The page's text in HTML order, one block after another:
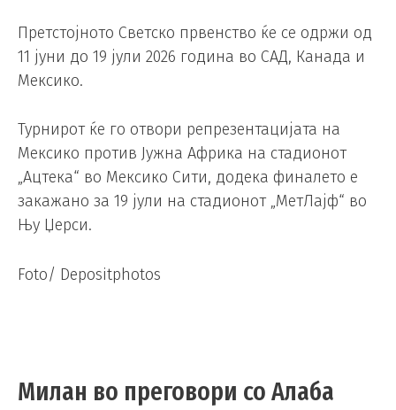
Претстојното Светско првенство ќе се одржи од
11 јуни до 19 јули 2026 година во САД, Канада и
Мексико.
Турнирот ќе го отвори репрезентацијата на
Мексико против Јужна Африка на стадионот
„Ацтека“ во Мексико Сити, додека финалето е
закажано за 19 јули на стадионот „МетЛајф“ во
Њу Џерси.
Foto/ Depositphotos
Милан во преговори со Алаба